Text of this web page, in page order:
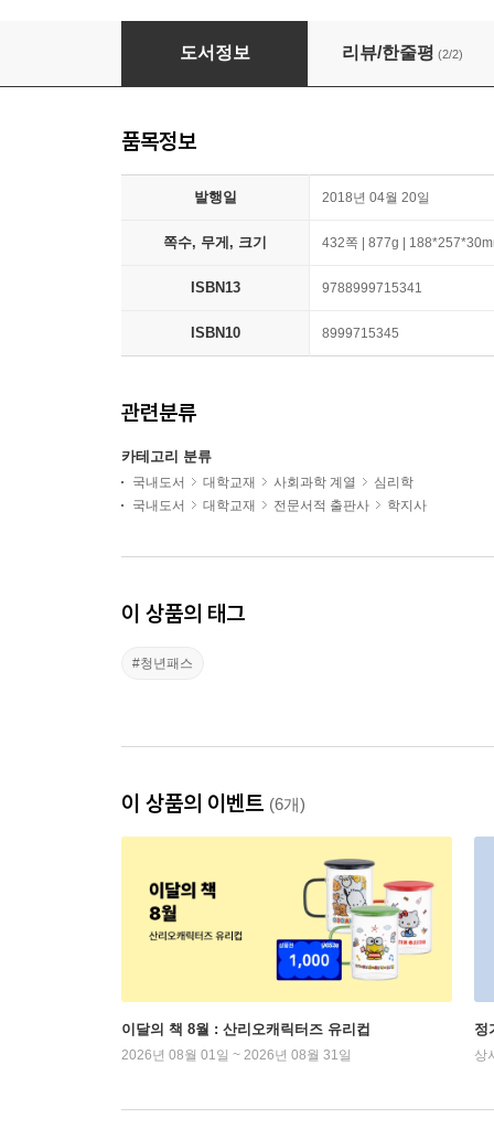
학위논문 작성의 실제
도서정보 리뷰/한줄평 (2/2)
품목정보
발행일 2018년 04월 20일
쪽수, 무게, 크기 432쪽 | 877g |
ISBN13 9788999715341
ISBN10 8999715345
관련분류
카테고리 분류
국내도서 대학교재 사회과학 계열
심리학
국내도서
대학교재 전문서적 출판사 학지사
이 상품의 태그
#청년패스
이 상품의 이벤트 (6개)
이달의 책 8월 : 산리오캐릭터즈 유리컵
2026년 08월 01일 ~ 2026년 08월 31일
정
상